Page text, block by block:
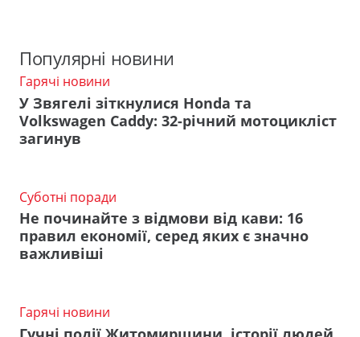
Популярні новини
Гарячі новини
У Звягелі зіткнулися Honda та
Volkswagen Caddy: 32-річний мотоцикліст
загинув
Суботні поради
Не починайте з відмови від кави: 16
правил економії, серед яких є значно
важливіші
Гарячі новини